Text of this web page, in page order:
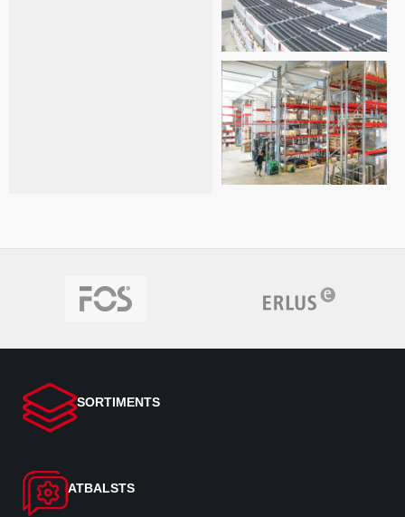
SORTIMENTS
ATBALSTS